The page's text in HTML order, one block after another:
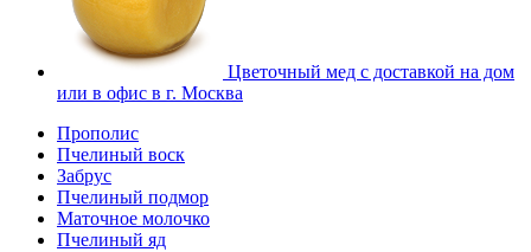
Цветочный мед с доставкой на дом
или в офис в г. Москва
Прополис
Пчелиный воск
Забрус
Пчелиный подмор
Маточное молочко
Пчелиный яд